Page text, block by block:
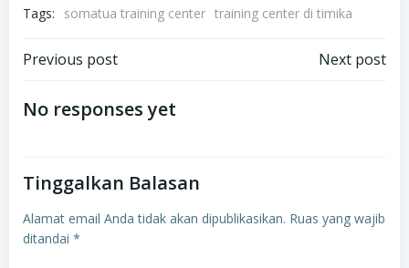
Tags:
somatua training center training center di timika
Navigasi
pos
Previous post
NavigasiNext post
No responses yet
Tinggalkan Balasan
Alamat email Anda tidak akan dipublikasikan. Ruas yang wajib
ditandai *